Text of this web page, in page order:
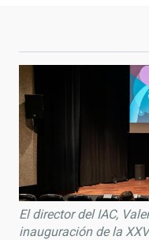
El director del IAC,
inauguración de la